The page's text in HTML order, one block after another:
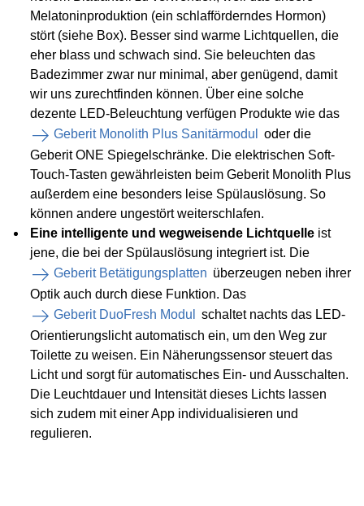
Melatoninproduktion (ein schlafförderndes Hormon)
stört (siehe Box). Besser sind warme Lichtquellen, die
eher blass und schwach sind. Sie beleuchten das
Badezimmer zwar nur minimal, aber genügend, damit
wir uns zurechtfinden können. Über eine solche
dezente LED-Beleuchtung verfügen Produkte wie das
Geberit Monolith Plus Sanitärmodul
oder die
Geberit ONE Spiegelschränke. Die elektrischen Soft-
Touch-Tasten gewährleisten beim Geberit Monolith Plus
außerdem eine besonders leise Spülauslösung. So
können andere ungestört weiterschlafen.
Eine intelligente und wegweisende Lichtquelle ist
jene, die bei der Spülauslösung integriert ist. Die
Geberit Betätigungsplatten überzeugen neben ihrer
Optik auch durch diese Funktion. Das
Geberit DuoFresh Modul
schaltet nachts das LED-
Orientierungslicht automatisch ein, um den Weg zur
Toilette zu weisen. Ein Näherungssensor steuert das
Licht und sorgt für automatisches Ein- und Ausschalten.
Die Leuchtdauer und Intensität dieses Lichts lassen
sich zudem mit einer App individualisieren und
regulieren.